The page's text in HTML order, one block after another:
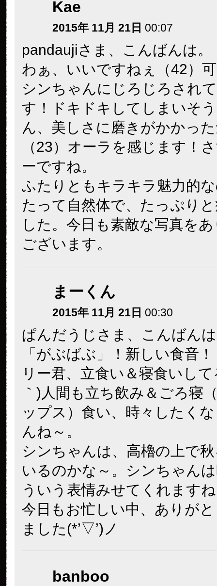
Kae
2015年 11月 21日 00:07
pandaujiさま、こんばんは。
わぁ、いいですねぇ（42）
シンちゃんにじろじろされ
す！ドキドキしてしまいそ
ん、美しさに磨きがかかっ
（23）オーラを感じます！
ーですね。
ふたりともキラキラ魅力的
たって自然体で、たっぷり
した。今日も素敵な写真を
ございます。
まーくん
2015年 11月 21日 00:30
ぱんだうじさま、こんばん
「がぶばぶ」！新しい食音！
リー君、立食い＆寝食いして
｀)人間も立ち飲み＆ごろ寝
ップス）食い、時々したく
んね～。
シンちゃんは、高櫓の上で
いるのかな～。シンちゃん
ういう表情みせてくれます
今日もお忙しい中、ありが
ました(*’▽’)ノ
banboo